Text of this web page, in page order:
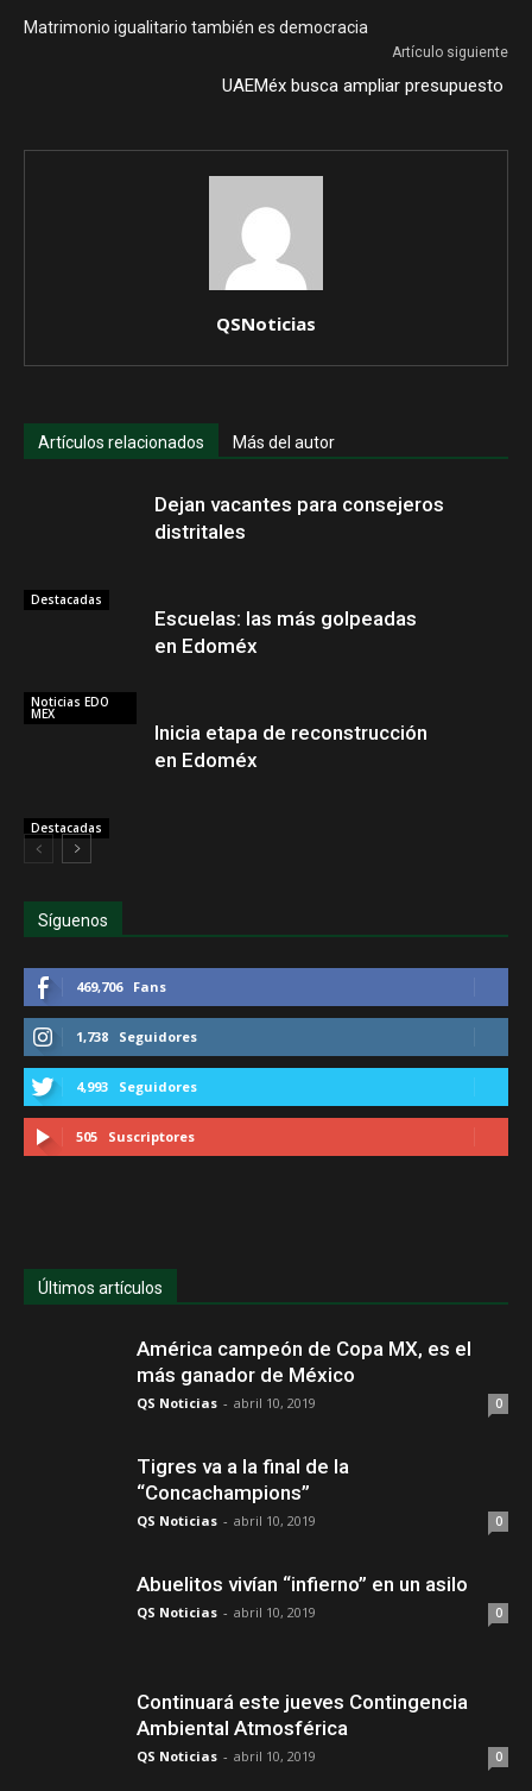
Matrimonio igualitario también es democracia
Artículo siguiente
UAEMéx busca ampliar presupuesto
QSNoticias
Artículos relacionados Más del autor
Destacadas
Dejan vacantes para consejeros
distritales
Noticias EDO
MEX
Escuelas: las más golpeadas
en Edoméx
Destacadas
Inicia etapa de reconstrucción
en Edoméx
Síguenos
469,706 Fans
1,738 Seguidores
4,993 Seguidores
505 Suscriptores
Últimos artículos
América campeón de Copa MX, es el
más ganador de México
QS Noticias - abril 10, 2019 0
Tigres va a la final de la
“Concachampions”
QS Noticias - abril 10, 2019 0
Abuelitos vivían “infierno” en un asilo
QS Noticias - abril 10, 2019 0
Continuará este jueves Contingencia
Ambiental Atmosférica
QS Noticias - abril 10, 2019 0